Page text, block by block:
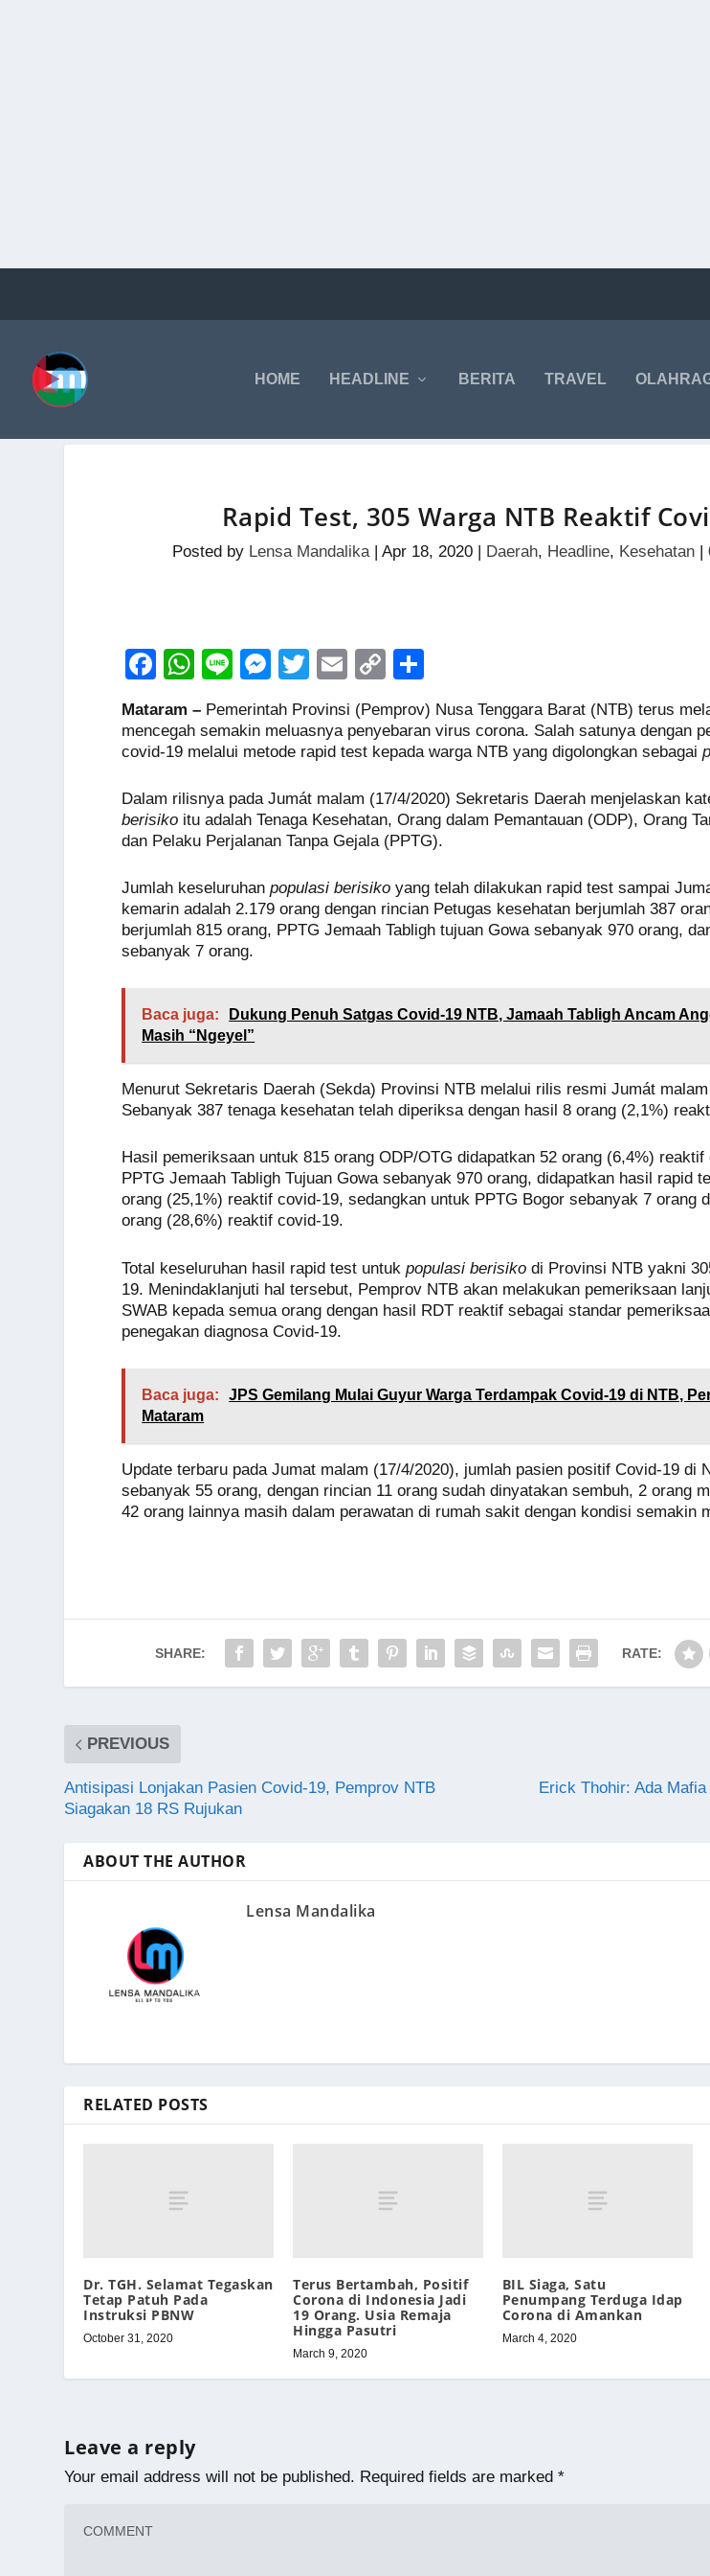
HOME HEADLINE BERITA TRAVEL
Rapid Test, 305 Warga NTB Reaktif
Posted by Lensa Mandalika| Apr 18, 2020| Daerah, Headline, Kesehatan|
F
c
e
b
o
o
k
W
h
at
s
A
p
p
Li
e
M
e
ss
e
n
g
er
T
wi
tt
er
E
m
ail
C
p
y
Li
n
k
h
ar
e
Mataram – Pemerintah Provinsi (Pemprov) Nusa Tenggara Barat (NTB) terus
mencegah semakin meluasnya penyebaran virus corona. Salah satunya dengan
covid-19 melalui metode rapid test kepada warga NTB yang digolongkan sebagai
Dalam rilisnya pada Jumát malam (17/4/2020) Sekretaris Daerah menjelaskan
berisiko itu adalah Tenaga Kesehatan, Orang dalam Pemantauan (ODP), Orang
dan Pelaku Perjalanan Tanpa Gejala (PPTG).
Jumlah keseluruhanpopulasi berisikoyang telah dilakukan rapid test sampai
kemarin adalah 2.179 orang dengan rincian Petugas kesehatan berjumlah 387
berjumlah 815 orang, PPTG Jemaah Tabligh tujuan Gowa sebanyak 970 orang,
sebanyak 7 orang.
Baca juga:
Dukung Penuh Satgas Covid-19 NTB, Jamaah Tabligh Ancam
Masih “Ngeyel”
Menurut Sekretaris Daerah (Sekda) Provinsi NTB melalui rilis resmi Jumát
Sebanyak 387 tenaga kesehatan telah diperiksa dengan hasil 8 orang (2,1%)
Hasil pemeriksaan untuk 815 orang ODP/OTG didapatkan 52 orang (6,4%)
PPTG Jemaah Tabligh Tujuan Gowa sebanyak 970 orang, didapatkan hasil rapid
orang (25,1%) reaktif covid-19, sedangkan untuk PPTG Bogor sebanyak 7 orang
orang (28,6%) reaktif covid-19.
Total keseluruhan hasil rapid test untukpopulasi berisiko di Provinsi NTB yakni
19. Menindaklanjuti hal tersebut, Pemprov NTB akan melakukan pemeriksaan
SWAB kepada semua orang dengan hasil RDT reaktif sebagai standar
penegakan diagnosa Covid-19.
Baca juga:
JPS Gemilang Mulai Guyur Warga Terdampak Covid-19 di NTB,
Mataram
Update terbaru pada Jumat malam (17/4/2020), jumlah pasien positif Covid-19 di
sebanyak 55 orang, dengan rincian 11 orang sudah dinyatakan sembuh, 2 orang
42 orang lainnya masih dalam perawatan di rumah sakit dengan kondisi semakin
SHARE: RATE:
PREVIOUS
Antisipasi Lonjakan Pasien Covid-19, Pemprov NTB
Siagakan 18 RS Rujukan
Erick Thohir: Ada
ABOUT THE AUTHOR
Lensa Mandalika
RELATED POSTS
Dr. TGH. Selamat Tegaskan
Tetap Patuh Pada
Instruksi PBNW
October 31, 2020
Terus Bertambah, Positif
Corona di Indonesia Jadi
19 Orang. Usia Remaja
Hingga Pasutri
March 9, 2020
BIL Siaga, Satu
Penumpang Terduga Idap
Corona di Amankan
March 4, 2020
Leave a reply
Your email address will not be published. Required fields are marked*